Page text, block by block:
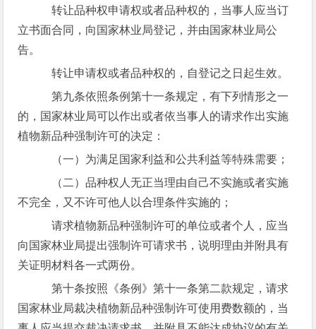
转让品种权申请权或者品种权的，当事人应当订
立书面合同，向国家林业局登记，并由国家林业局公
告。
转让申请权或者品种权的，自登记之日起生效。
第九条依照条例第十一条规定，有下列情形之一
的，国家林业局可以作出或者依当事人的请求作出实施
植物新品种强制许可的决定：
（一）为满足国家利益和公共利益等特殊需要；
（二）品种权人无正当理由自己不实施或者实施
不完全，又不许可他人以合理条件实施的；
请求植物新品种强制许可的单位或者个人，应当
向国家林业局提出强制许可请求书，说明理由并附具有
关证明材料各一式两份。
第十条按照《条例》第十一条第二款规定，请求
国家林业局裁决植物新品种强制许可使用费数额的，当